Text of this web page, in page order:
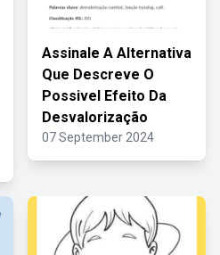
Assinale A Alternativa
Que Descreve O
Possivel Efeito Da
Desvalorização
07 September 2024